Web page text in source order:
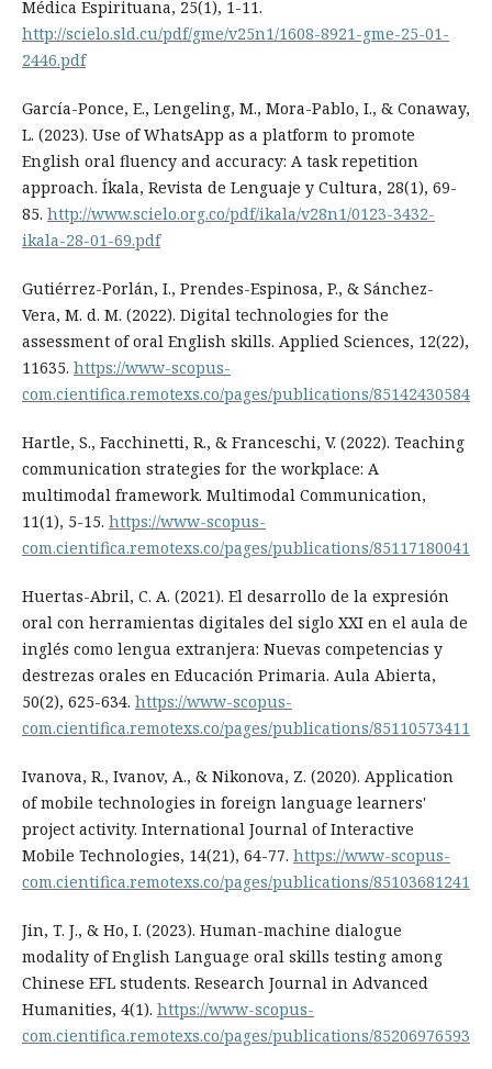
Médica Espirituana, 25(1), 1-11.
http://scielo.sld.cu/pdf/gme/v25n1/1608-8921-gme-25-01-
2446.pdf
García-Ponce, E., Lengeling, M., Mora-Pablo, I., & Conaway,
L. (2023). Use of WhatsApp as a platform to promote
English oral fluency and accuracy: A task repetition
approach. Íkala, Revista de Lenguaje y Cultura, 28(1), 69-
85. http://www.scielo.org.co/pdf/ikala/v28n1/0123-3432-
ikala-28-01-69.pdf
Gutiérrez-Porlán, I., Prendes-Espinosa, P., & Sánchez-
Vera, M. d. M. (2022). Digital technologies for the
assessment of oral English skills. Applied Sciences, 12(22),
11635. https://www-scopus-
com.cientifica.remotexs.co/pages/publications/85142430584
Hartle, S., Facchinetti, R., & Franceschi, V. (2022). Teaching
communication strategies for the workplace: A
multimodal framework. Multimodal Communication,
11(1), 5-15. https://www-scopus-
com.cientifica.remotexs.co/pages/publications/85117180041
Huertas-Abril, C. A. (2021). El desarrollo de la expresión
oral con herramientas digitales del siglo XXI en el aula de
inglés como lengua extranjera: Nuevas competencias y
destrezas orales en Educación Primaria. Aula Abierta,
50(2), 625-634. https://www-scopus-
com.cientifica.remotexs.co/pages/publications/85110573411
Ivanova, R., Ivanov, A., & Nikonova, Z. (2020). Application
of mobile technologies in foreign language learners'
project activity. International Journal of Interactive
Mobile Technologies, 14(21), 64-77. https://www-scopus-
com.cientifica.remotexs.co/pages/publications/85103681241
Jin, T. J., & Ho, I. (2023). Human-machine dialogue
modality of English Language oral skills testing among
Chinese EFL students. Research Journal in Advanced
Humanities, 4(1). https://www-scopus-
com.cientifica.remotexs.co/pages/publications/85206976593